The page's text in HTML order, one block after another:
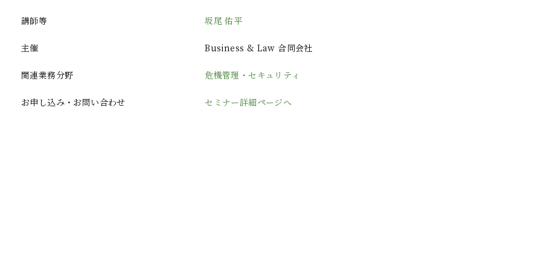
講師等 坂尾 佑平
主催 Business & Law 合同会社
関連業務分野 危機管理・セキュリティ
お申し込み・お問い合わせ セミナー詳細ページへ